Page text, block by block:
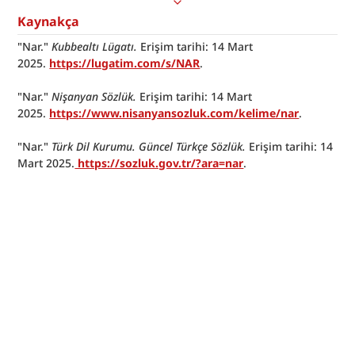
Kaynakça
"Nar." Kubbealtı Lügatı. Erişim tarihi: 14 Mart
2025. https://lugatim.com/s/NAR.
"Nar." Nişanyan Sözlük. Erişim tarihi: 14 Mart
2025. https://www.nisanyansozluk.com/kelime/nar.
"Nar." Türk Dil Kurumu. Güncel Türkçe Sözlük. Erişim tarihi: 14
Mart 2025. https://sozluk.gov.tr/?ara=nar.